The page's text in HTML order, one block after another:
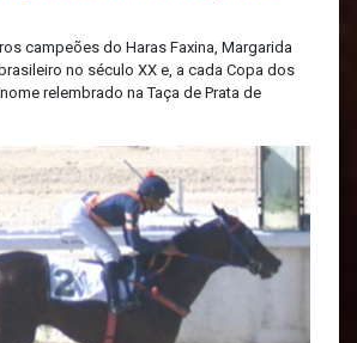
campeões do Haras Faxina, Margarida
no século XX e, a cada Copa dos
relembrado na Taça de Prata de